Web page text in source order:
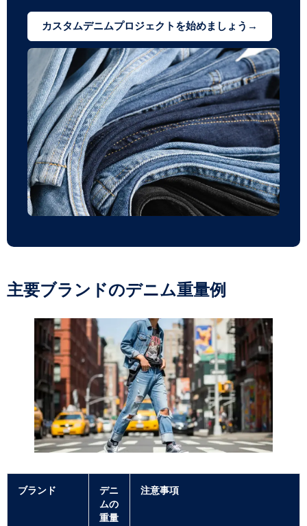
カスタムデニムプロジェクトを始めましょう→
主要ブランドのデニム重量例
ブランド
デニ
ムの
重量
注意事項